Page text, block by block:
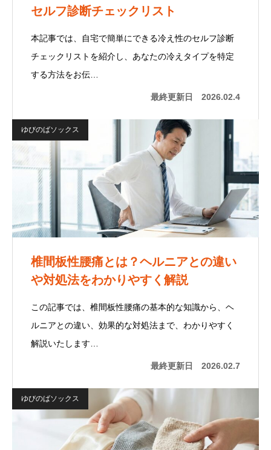
セルフ診断チェックリスト
本記事では、自宅で簡単にできる冷え性のセルフ診断
チェックリストを紹介し、あなたの冷えタイプを特定
する方法をお伝…
最終更新日 2026.02.4
ゆびのばソックス
椎間板性腰痛とは？ヘルニアとの違い
や対処法をわかりやすく解説
この記事では、椎間板性腰痛の基本的な知識から、ヘ
ルニアとの違い、効果的な対処法まで、わかりやすく
解説いたします…
最終更新日 2026.02.7
ゆびのばソックス